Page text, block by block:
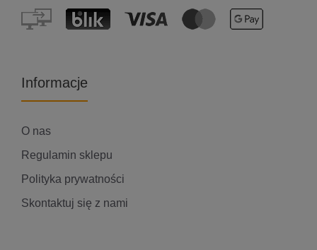
Informacje
O nas
Regulamin sklepu
Polityka prywatności
Skontaktuj się z nami